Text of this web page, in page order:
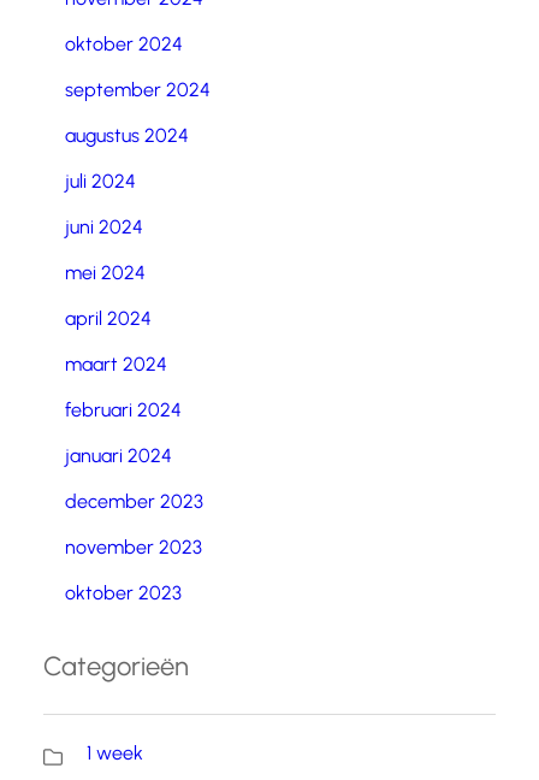
oktober 2024
september 2024
augustus 2024
juli 2024
juni 2024
mei 2024
april 2024
maart 2024
februari 2024
januari 2024
december 2023
november 2023
oktober 2023
Categorieën
1 week